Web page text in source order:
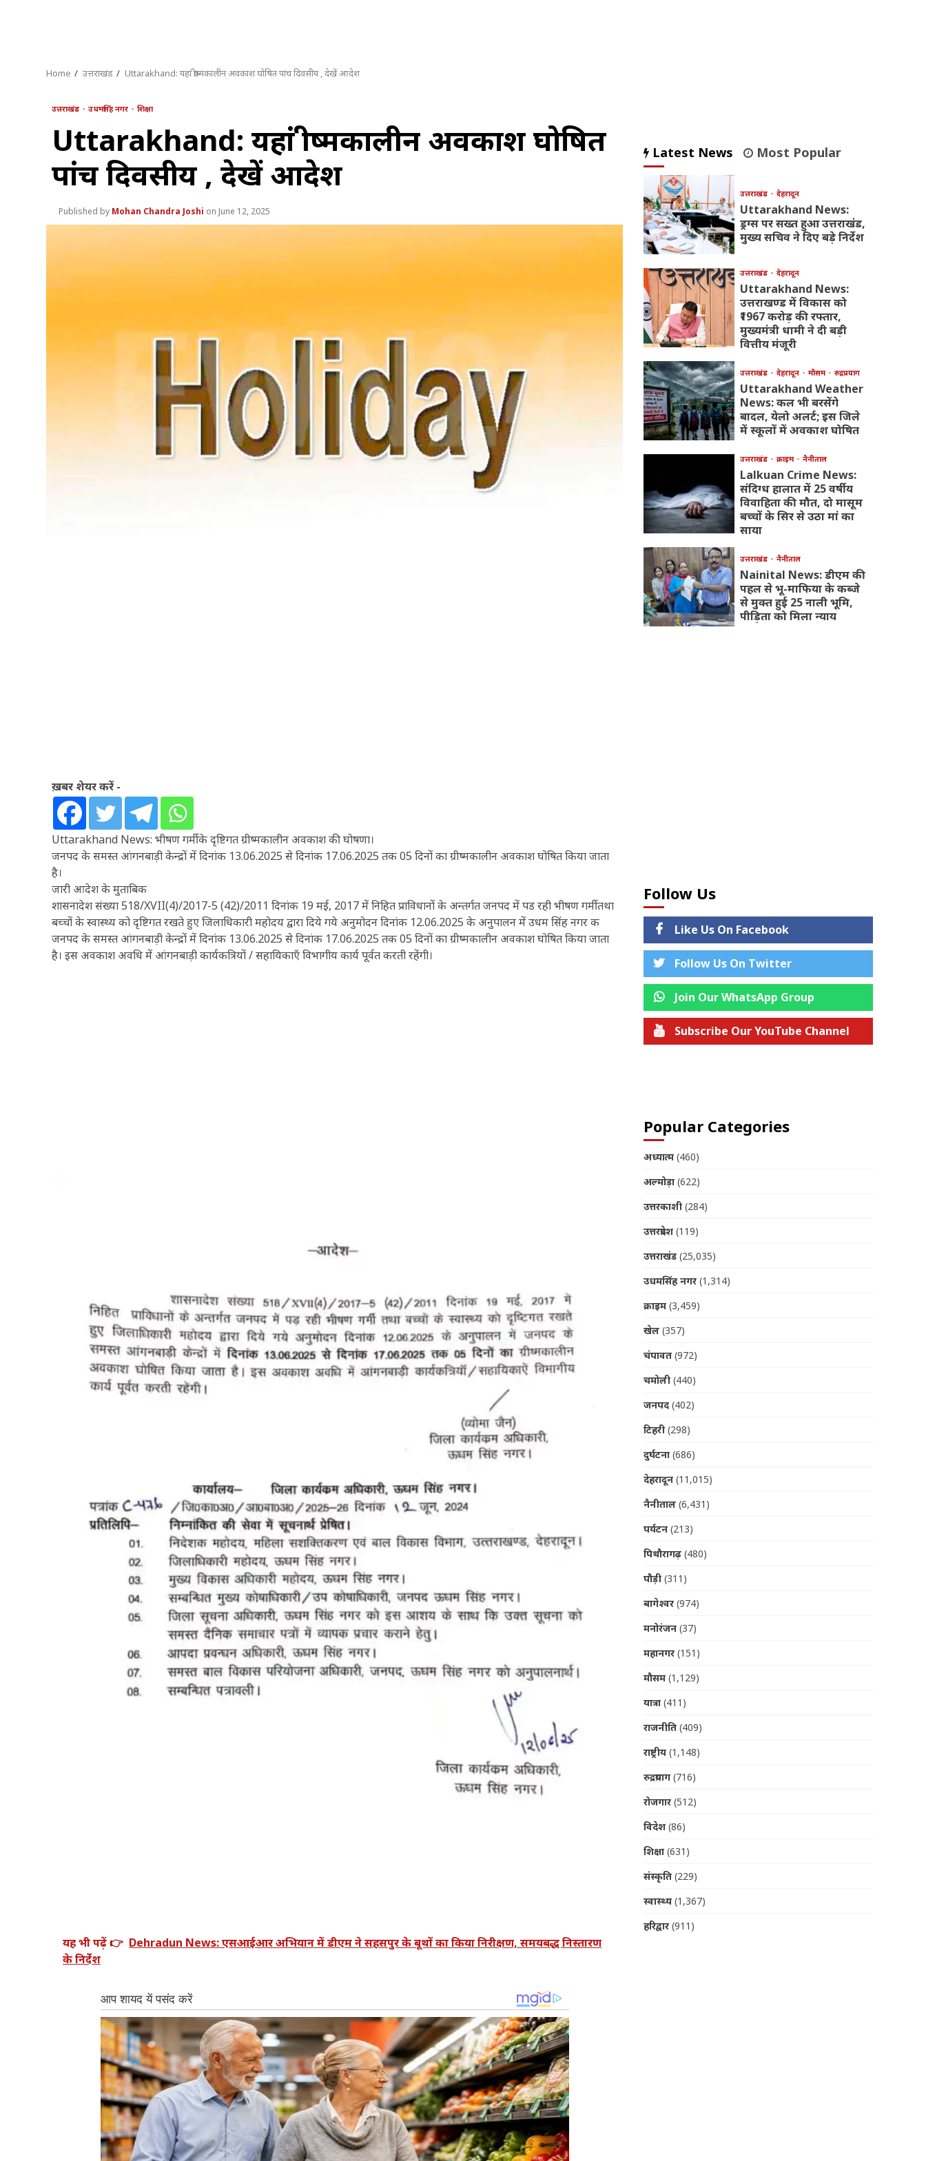
Home उत्तराखंड Uttarakhand: यहां ग्रीष्मकालीन अवकाश घोषित पांच दिवसीय , देखें आदेश
उत्तराखंड उधमसिंह नगर शिक्षा
Uttarakhand: यहां ग्रीष्मकालीन अवकाश घोषित
पांच दिवसीय , देखें आदेश
Mohan Chandra Joshi June 12, 2025
ख़बर शेयर करें -
Uttarakhand News: भीषण गर्मी के दृष्टिगत ग्रीष्मकालीन अवकाश की घोषणा।
जनपद के समस्त आंगनबाड़ी केन्द्रों में दिनांक 13.06.2025 से दिनांक 17.06.2025 तक 05 दिनों का ग्रीष्मकालीन अवकाश घोषित किया जाता
है।
जारी आदेश के मुताबिक
शासनादेश संख्या 518/XVII(4)/2017-5 (42)/2011 दिनांक 19 मई, 2017 में निहित प्राविधानों के अन्तर्गत जनपद में पड रही भीषण गर्मी तथा
बच्चों के स्वास्थ्य को दृष्टिगत रखते हुए जिलाधिकारी महोदय द्वारा दिये गये अनुमोदन दिनांक 12.06.2025 के अनुपालन में उधम सिंह नगर क
जनपद के समस्त आंगनबाड़ी केन्द्रों में दिनांक 13.06.2025 से दिनांक 17.06.2025 तक 05 दिनों का ग्रीष्मकालीन अवकाश घोषित किया जाता
है। इस अवकाश अवधि में आंगनबाड़ी कार्यकत्रियों / सहायिकाएँ विभागीय कार्य पूर्वत करती रहेंगी।
यह भी पढ़ें 👉 Dehradun News: एसआईआर अभियान में डीएम ने सहसपुर के बूथों का किया निरीक्षण, समयबद्ध निस्तारण
के निर्देश
Latest News Most Popular
उत्तराखंड देहरादून
Uttarakhand News:
ड्रग्स पर सख्त हुआ उत्तराखंड,
मुख्य सचिव ने दिए बड़े निर्देश
उत्तराखंड देहरादून
Uttarakhand News:
उत्तराखण्ड में विकास को
₹1967 करोड़ की रफ्तार,
मुख्यमंत्री धामी ने दी बड़ी
वित्तीय मंजूरी
उत्तराखंड देहरादून मौसम रुद्रप्रयाग
Uttarakhand Weather
News: कल भी बरसेंगे
बादल, येलो अलर्ट; इस जिले
में स्कूलों में अवकाश घोषित
उत्तराखंड क्राइम नैनीताल
Lalkuan Crime News:
संदिग्ध हालात में 25 वर्षीय
विवाहिता की मौत, दो मासूम
बच्चों के सिर से उठा मां का
साया
उत्तराखंड नैनीताल
Nainital News: डीएम की
पहल से भू-माफिया के कब्जे
से मुक्त हुई 25 नाली भूमि,
पीड़िता को मिला न्याय
Follow Us
Like Us On Facebook
Follow Us On Twitter
Join Our WhatsApp Group
Subscribe Our YouTube Channel
Popular Categories
अध्यात्म(460)
अल्मोड़ा(622)
उत्तरकाशी(284)
उत्तरप्रदेश(119)
उत्तराखंड(25,035)
उधमसिंह नगर(1,314)
क्राइम(3,459)
खेल(357)
चंपावत(972)
चमोली(440)
जनपद(402)
टिहरी(298)
दुर्घटना(686)
देहरादून(11,015)
नैनीताल(6,431)
पर्यटन(213)
पिथौरागढ़(480)
पौड़ी(311)
बागेश्वर(974)
मनोरंजन(37)
महानगर(151)
मौसम(1,129)
यात्रा(411)
राजनीति(409)
राष्ट्रीय(1,148)
रुद्रप्रयाग(716)
रोजगार(512)
विदेश(86)
शिक्षा(631)
संस्कृति(229)
स्वास्थ्य(1,367)
हरिद्वार(911)